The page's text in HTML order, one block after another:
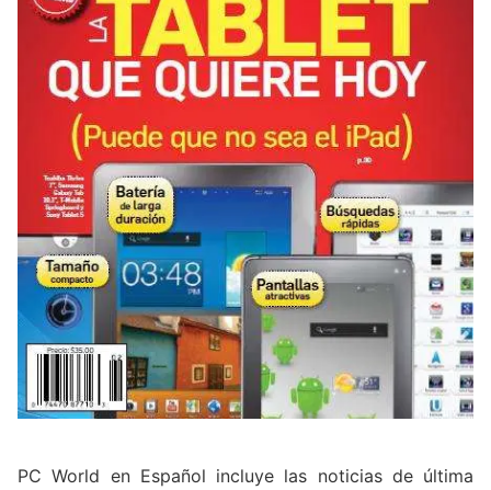
PC World en Español incluye las noticias de última